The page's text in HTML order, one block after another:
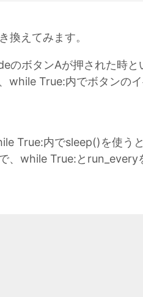
えてみます。
ボタンAが押された時と
while True:内でボタンの
True:内でsleep()を使う
、while True:とrun_every